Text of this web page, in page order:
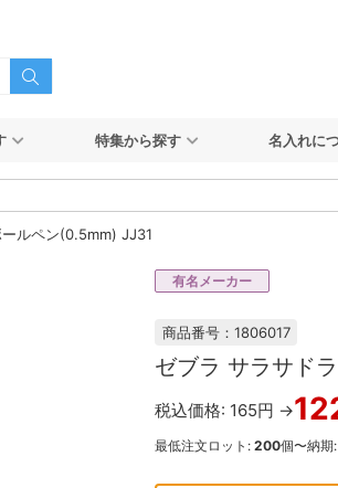
特集から探す 名入れに
ルペン(0.5mm) JJ31
有名メーカー
商品番号：1806017
ゼブラ サラサド
税込価格: 165円 →
最低注文ロット: 200個〜納期